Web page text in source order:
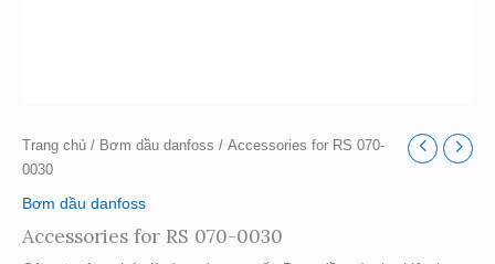
Trang chủ / Bơm dầu danfoss / Accessories for RS 070-
0030
Bơm dầu danfoss
Accessories for RS 070-0030